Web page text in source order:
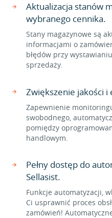
Aktualizacja stanów
wybranego cennika.
Stany magazynowe są
informacjami o
błędów przy
sprzedaży.
Zwiększenie jakości
Zapewnienie
swobodnego,
pomiędzy
handlowym.
Pełny dostęp do
Sellasist.
Funkcje automatyzacji,
Ci usprawnić proces
zamówień!